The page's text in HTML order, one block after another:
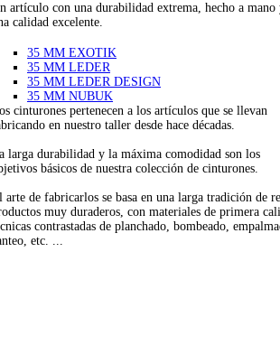
artículo con una durabilidad extrema, hecho a mano
calidad excelente.
35 MM EXOTIK
35 MM LEDER
35 MM LEDER DESIGN
35 MM NUBUK
cinturones pertenecen a los artículos que se llevan
en nuestro taller desde hace décadas.
larga durabilidad y la máxima comodidad son los
básicos de nuestra colección de cinturones.
arte de fabricarlos se basa en una larga tradición de
muy duraderos, con materiales de primera
contrastadas de planchado, bombeado,
etc. ...